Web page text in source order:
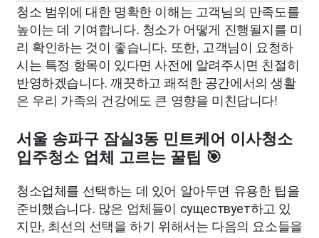
청소 범위에 대한 명확한 이해는 고객님의 만족도를
높이는 데 기여합니다. 청소가 어떻게 진행될지를 미
리 확인하는 것이 좋습니다. 또한, 고객님이 요청하
시는 특정 항목이 있다면 사전에 알려주시면 친절히
반영하겠습니다. 깨끗하고 쾌적한 공간에서의 생활
은 우리 가족의 건강에도 큰 영향을 미친답니다!
서울 송파구 잠실3동 민트케어 이사청소
입주청소 업체 고르는 꿀팁 🎯
청소업체를 선택하는 데 있어 알아두면 유용한 팁을
준비했습니다. 많은 업체들이 существует하고 있
지만, 최선의 선택을 하기 위해서는 다음의 요소들을